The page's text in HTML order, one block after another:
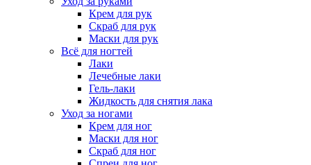
Крем для рук
Скраб для рук
Маски для рук
Всё для ногтей
Лаки
Лечебные лаки
Гель-лаки
Жидкость для снятия лака
Уход за ногами
Крем для ног
Маски для ног
Скраб для ног